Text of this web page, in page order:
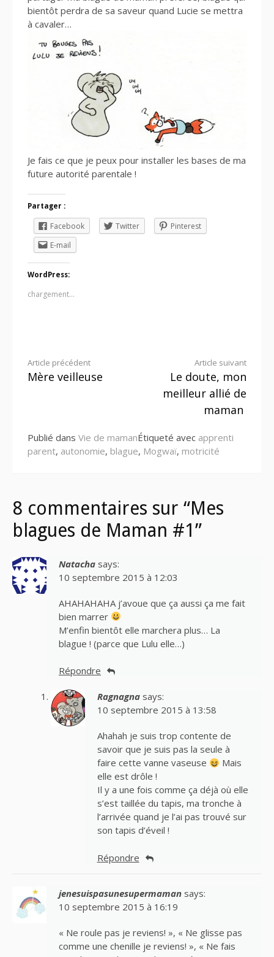
bientôt perdra de sa saveur quand Lucie se mettra
à cavaler…
Je fais ce que je peux pour installer les bases de ma
future autorité parentale !
Partager :
Facebook Twitter
Pinterest
E-mail
WordPress:
chargement…
Lire
Article précédent
Mère veilleuse
Article suivant
Le doute, mon
meilleur allié de
maman
Publié dans Vie de mamanÉtiqueté avec apprenti
parent, autonomie, blague, Mogwaï, motricité
8 commentaires sur “Mes
blagues de Maman #1”
Natacha says:
10 septembre 2015 à 12:03
AHAHAHAHA j’avoue que ça aussi ça me fait
bien marrer
M’enfin bientôt elle marchera plus… La
blague ! (parce que Lulu elle…)
Répondre
Ragnagna says:
10 septembre 2015 à 13:58
Ahahah je suis trop contente de
savoir que je suis pas la seule à
faire cette vanne vaseuse
Mais
elle est drôle !
Il y a une fois comme ça déjà où elle
s’est taillée du tapis, ma tronche à
l’arrivée quand je l’ai pas trouvé sur
son tapis d’éveil !
Répondre
jenesuispasunesupermaman says:
10 septembre 2015 à 16:19
« Ne roule pas je reviens! », « Ne glisse pas
comme une chenille je reviens! », « Ne fais